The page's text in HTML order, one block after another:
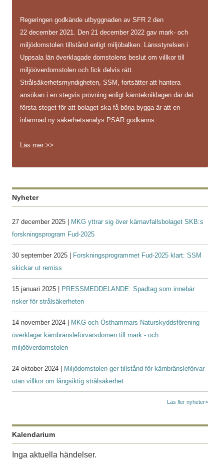
Regeringen godkände utbyggnaden av SFR 2 den
22 december 2021. Den 21 december 2022 gav mark- och
miljödomstolen tillstånd enligt miljöbalken. Länsstyrelsen i
Uppsala län överklagade domstolens beslut om villkor till
miljööverdomstolen och fick delvis rätt.
Strålsäkerhetsmyndigheten, SSM, fortsätter att hantera
ansökan i en stegvis prövning enligt kärntekniklagen där det
första steget för att bolaget ska få börja bygga är att en
inlämnad ny säkerhetsanalys PSAR godkänns.
Läs mer >>
Nyheter
27 december 2025 |
MKG yttrar sig över kärnavfallsbolaget SKB:s
forskningsprogram Fud-2025
30 september 2025 |
Forskningsprogrammet Fud-2025 klart: SSM
skickar ut remiss
15 januari 2025 |
PRESSMEDDELANDE: Spadtag som innebär
risker för strålsäkerheten
14 november 2024 |
MKG och Östhammars Naturskyddsförening
överklagar kärnbränsleförvarsdomen till mark - och
miljööverdomstolen
24 oktober 2024 |
Miljödomstolen ger tillstånd för kärnbränsleförvar
utan villkor om långsiktig strålsäkerhet
Läs fler nyheter>
Kalendarium
Inga aktuella händelser.